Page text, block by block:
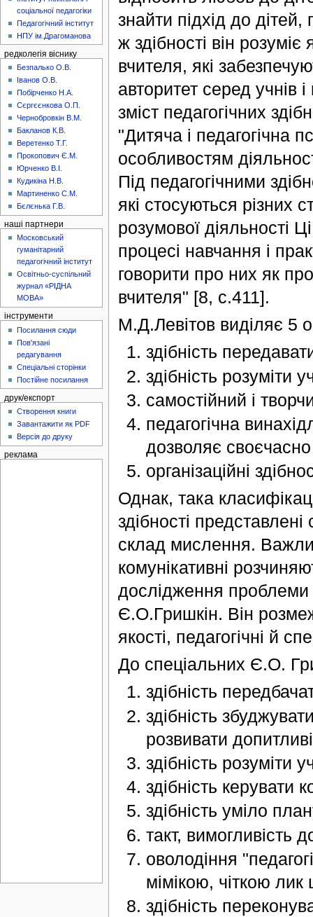
знайти підхід до дітей,
ж здібності він розуміє
вчителя, які
авторитет серед учнів
зміст педагогічних
"Дитяча і педагогічна
особливостям
Під педагогічними
які стосуються різних
розумової діяльності
процесі навчання і
говорити про них як
вчителя" [8, с.411].
М.Д.Левітов виділяє 5
здібність
здібність розуміти
самостійний і
педагогічна
дозволяє своєчасно
організаційні
Однак, така
здібності
склад мислення.
комунікативні
дослідження проблеми
Є.О.Гришкін. Він
якості, педагогічні й
До спеціальних Є.О.
здібність
здібність
розвивати
здібність розуміти
здібність керувати
здібність уміло
такт, вимогливість
оволодіння
мімікою, чіткою лик
здібність
соціальної педагогіки
Педагогічний інститут
НПУ ім.Драгоманова
редколегія віснику
Безпалько О.В.
Іванов О.В.
Побірченко Н.А.
Сєргєєнкова О.П.
Чернобровкін В.М.
Бакланов К.В.
Веретенко Т.Г.
Прокопович Є.М.
Юрченко В.І.
Кудикіна Н.В.
Мартиненко С.М.
Бєлєнька Г.В.
наші партнери
Московський
гуманітарний
педагогічний інститут
Освітньо-суспільний
журнал «РІДНА
МОВА»
інструменти
Посилання сюди
Пов'язані
редагування
Спеціальні сторінки
Постійне посилання
друк/експорт
Створення книги
Завантажити як PDF
Версія до друку
реклама